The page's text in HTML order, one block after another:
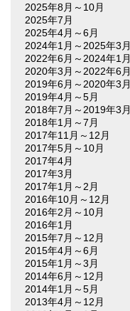
2025年8月～10月
2025年7月
2025年4月～6月
2024年1月～2025年3月
2022年6月～2024年1月
2020年3月～2022年6月
2019年6月～2020年3月
2019年4月～5月
2018年7月～2019年3月
2018年1月～7月
2017年11月～12月
2017年5月～10月
2017年4月
2017年3月
2017年1月～2月
2016年10月～12月
2016年2月～10月
2016年1月
2015年7月～12月
2015年4月～6月
2015年1月～3月
2014年6月～12月
2014年1月～5月
2013年4月～12月